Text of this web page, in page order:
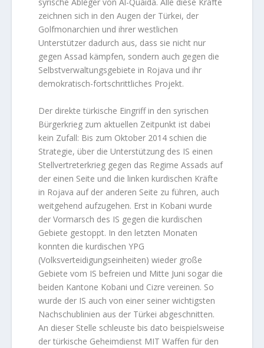
zeichnen sich in den Augen der Türkei, der
Golfmonarchien und ihrer westlichen
Unterstützer dadurch aus, dass sie nicht nur
gegen Assad kämpfen, sondern auch gegen die
Selbstverwaltungsgebiete in Rojava und ihr
demokratisch-fortschrittliches Projekt.
Der direkte türkische Eingriff in den syrischen
Bürgerkrieg zum aktuellen Zeitpunkt ist dabei
kein Zufall: Bis zum Oktober 2014 schien die
Strategie, über die Unterstützung des IS einen
Stellvertreterkrieg gegen das Regime Assads auf
der einen Seite und die linken kurdischen Kräfte
in Rojava auf der anderen Seite zu führen, auch
weitgehend aufzugehen. Erst in Kobani wurde
der Vormarsch des IS gegen die kurdischen
Gebiete gestoppt. In den letzten Monaten
konnten die kurdischen YPG
(Volksverteidigungseinheiten) wieder große
Gebiete vom IS befreien und Mitte Juni sogar die
beiden Kantone Kobani und Cizre vereinen. So
wurde der IS auch von einer seiner wichtigsten
Nachschublinien aus der Türkei abgeschnitten.
An dieser Stelle schleuste bis dato beispielsweise
der türkische Geheimdienst MIT Waffen für den